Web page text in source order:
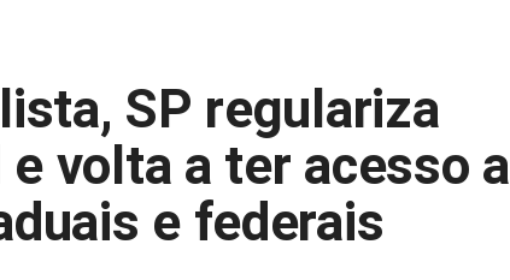
SP regulariza
volta a ter acesso a
e federais